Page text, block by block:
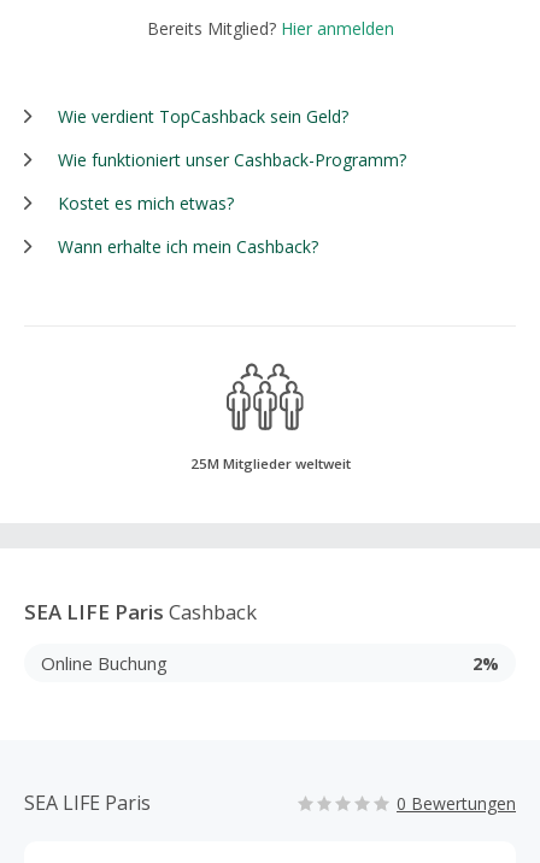
Bereits Mitglied? Hier anmelden
Wie verdient TopCashback sein Geld?
Wie funktioniert unser Cashback-Programm?
Kostet es mich etwas?
Wann erhalte ich mein Cashback?
25M Mitglieder weltweit
SEA LIFE Paris Cashback
Online Buchung 2%
SEA LIFE Paris 0 Bewertungen